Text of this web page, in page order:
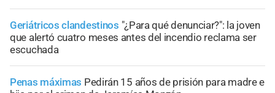
Geriátricos clandestinos "¿Para qué denunciar?": la joven
que alertó cuatro meses antes del incendio reclama ser
escuchada
Penas máximas Pedirán 15 años de prisión para madre e